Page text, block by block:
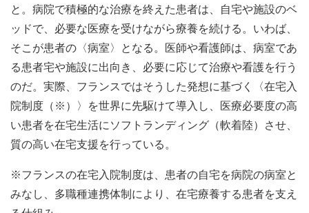
と。病院で積極的な治療を終えた患者は、自宅や施設のベ
ッドで、必要な医療を受けながら療養を続ける。いわば、
そこが患者の〈病室〉となる。医師や看護師は、病室であ
る患者宅や施設に出向き、必要に応じて治療や看護を行う
のだ。実際、フランスではそうした発想に基づく〈在宅入
院制度（※）〉を世界に先駆けて導入し、医療必要度の高
い患者を在宅生活にソフトランディング（軟着陸）させ、
質の高い在宅支援を行っている。
※フランスの在宅入院制度は、患者の自宅を病院の病室と
みなし、多職種連携体制により、在宅療養する患者を支え